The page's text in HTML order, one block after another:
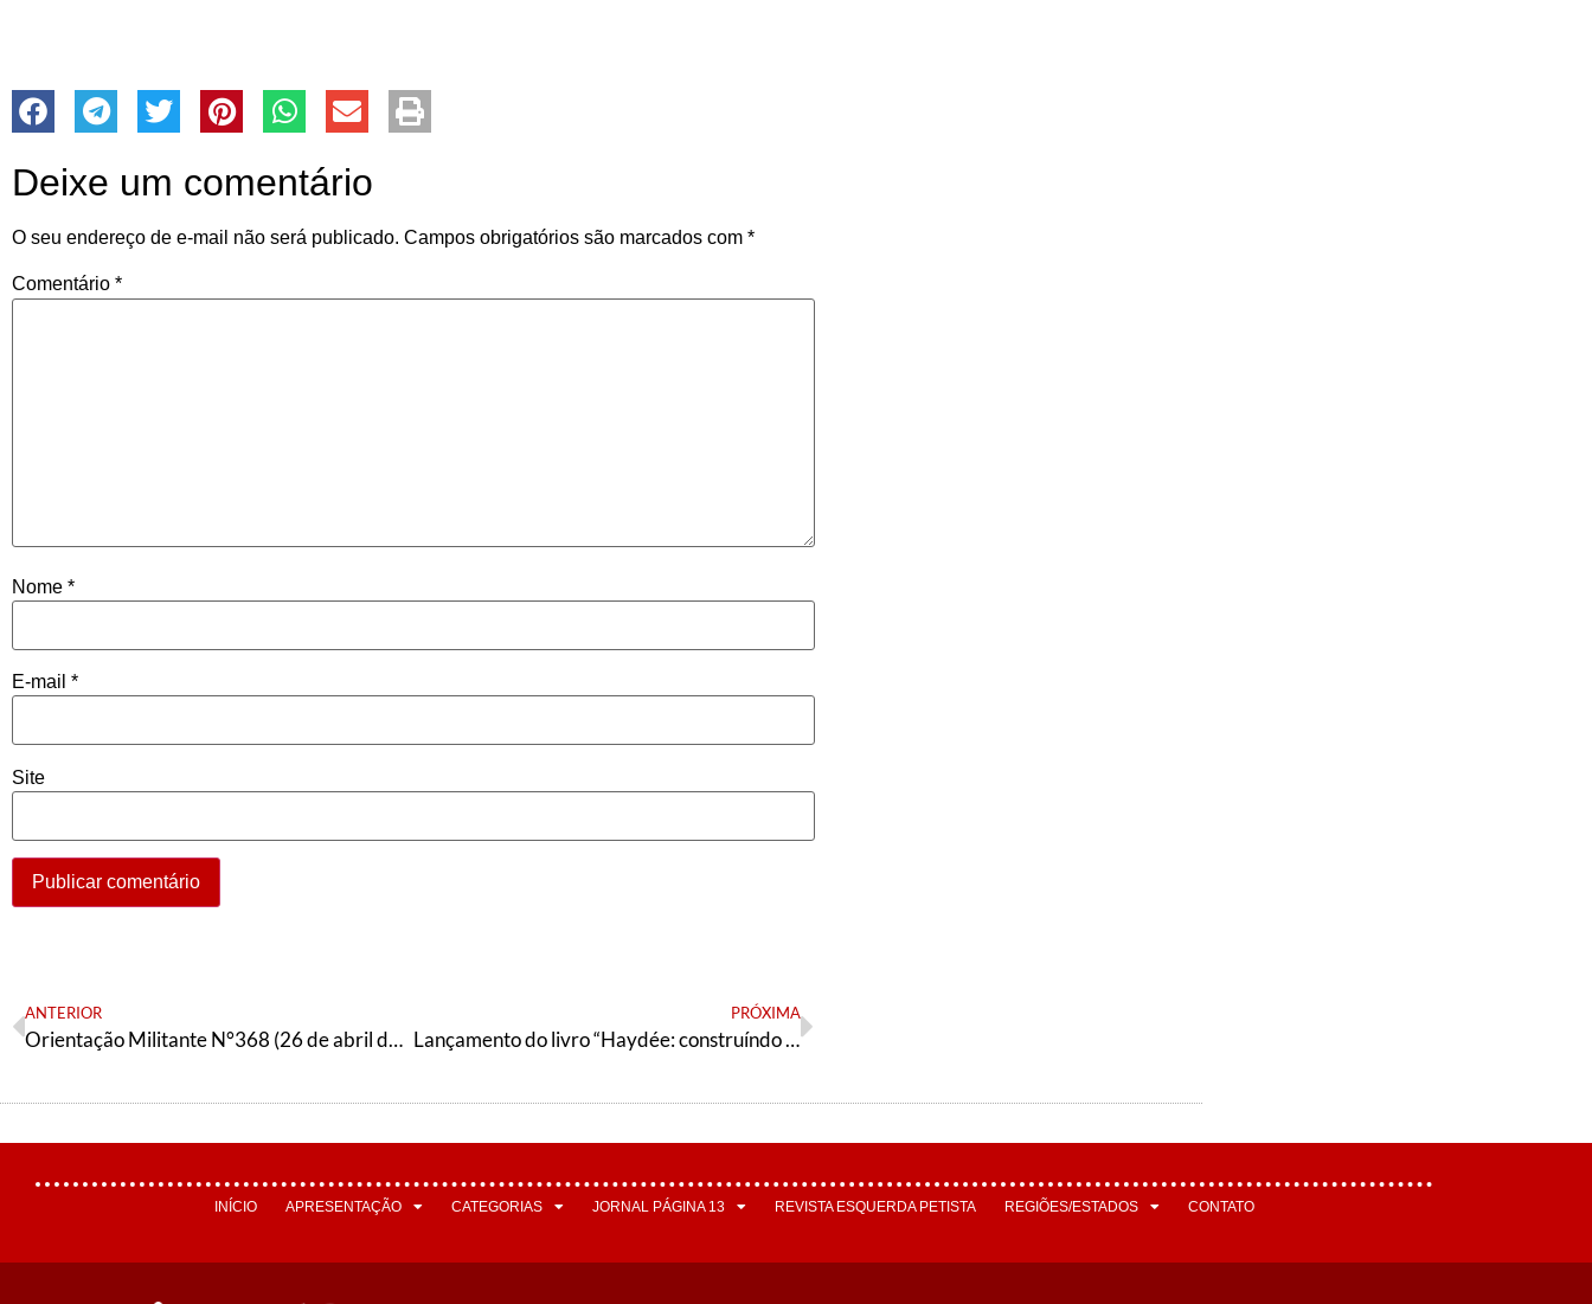
Deixe um comentário
O seu endereço de e-mail não será publicado. Campos obrigatórios são marcados com *
Comentário *
Nome *
E-mail *
Site
ANTERIOR
Orientação Militante N°368 (26 de abril de 2023)
PRÓXIMA
Lançamento do livro “Haydée: construíndo o SUS pela base”
INÍCIO APRESENTAÇÃO CATEGORIAS JORNAL PÁGINA 13 REVISTA ESQUERDA PETISTA REGIÕES/ESTADOS CONTATO